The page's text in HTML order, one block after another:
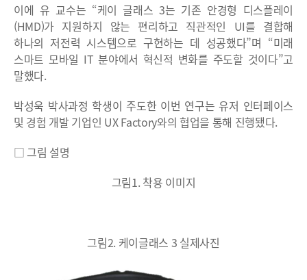
이에 유 교수는 “케이 글래스 3는 기존 안경형 디스플레이
(HMD)가 지원하지 않는 편리하고 직관적인 UI를 결합해
하나의 저전력 시스템으로 구현하는 데 성공했다”며 “미래
스마트 모바일 IT 분야에서 혁신적 변화를 주도할 것이다”고
말했다.
박성욱 박사과정 학생이 주도한 이번 연구는 유저 인터페이스
및 경험 개발 기업인 UX Factory와의 협업을 통해 진행됐다.
□ 그림 설명
그림1. 착용 이미지
그림2. 케이글래스 3 실제사진